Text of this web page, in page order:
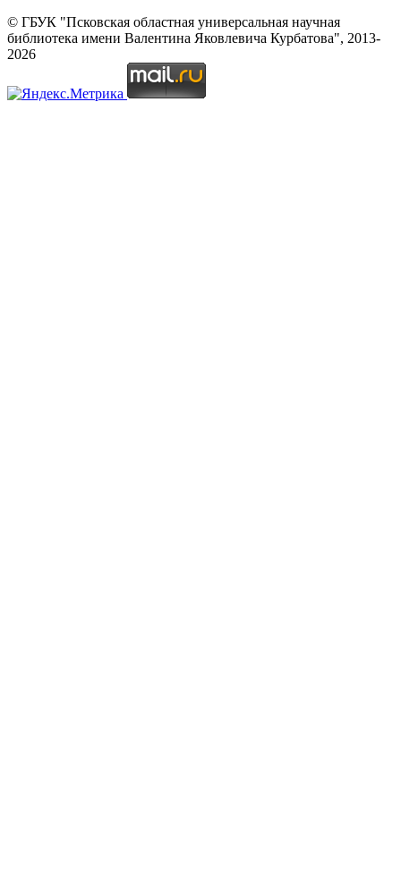
© ГБУК "Псковская областная универсальная научная
библиотека имени Валентина Яковлевича Курбатова", 2013-
2026